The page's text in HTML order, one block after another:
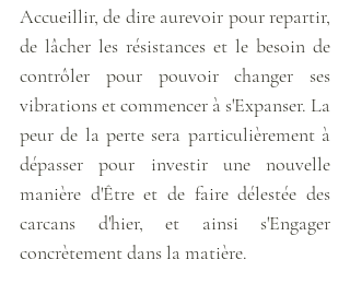
Accueillir, de dire aurevoir pour repartir,
de lâcher les résistances et le besoin de
contrôler pour pouvoir changer ses
vibrations et commencer à s'Expanser. La
peur de la perte sera particulièrement à
dépasser pour investir une nouvelle
manière d'Être et de faire délestée des
carcans d'hier, et ainsi s'Engager
concrètement dans la matière.